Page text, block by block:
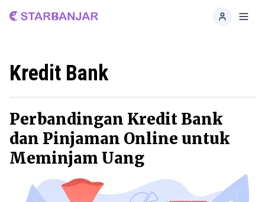
Home
Kredit Bank
Perbandingan Kredit Bank
dan Pinjaman Online untuk
Meminjam Uang